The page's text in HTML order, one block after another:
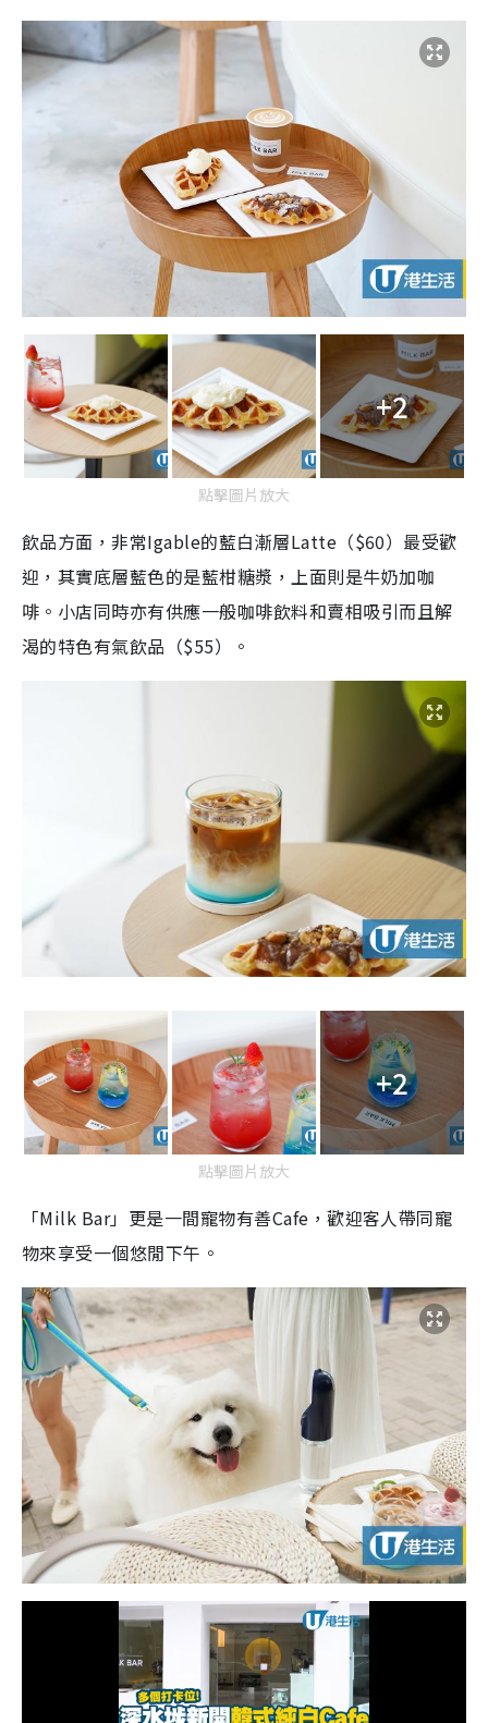
+2
點擊圖片放大
飲品方面，非常Igable的藍白漸層Latte（$60）最受歡
迎，其實底層藍色的是藍柑糖漿，上面則是牛奶加咖
啡。小店同時亦有供應一般咖啡飲料和賣相吸引而且解
渴的特色有氣飲品（$55）。
+2
點擊圖片放大
「Milk Bar」更是一間寵物有善Cafe，歡迎客人帶同寵
物來享受一個悠閒下午。